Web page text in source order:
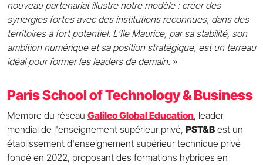
nouveau partenariat illustre notre modèle : créer des
synergies fortes avec des institutions reconnues, dans des
territoires à fort potentiel. L’Ile Maurice, par sa stabilité, son
ambition numérique et sa position stratégique, est un terreau
idéal pour former les leaders de demain. »
Paris School of Technology & Business
Membre du réseau Galileo Global Education, leader
mondial de l'enseignement supérieur privé, PST&B est un
établissement d'enseignement supérieur technique privé
fondé en 2022, proposant des formations hybrides en